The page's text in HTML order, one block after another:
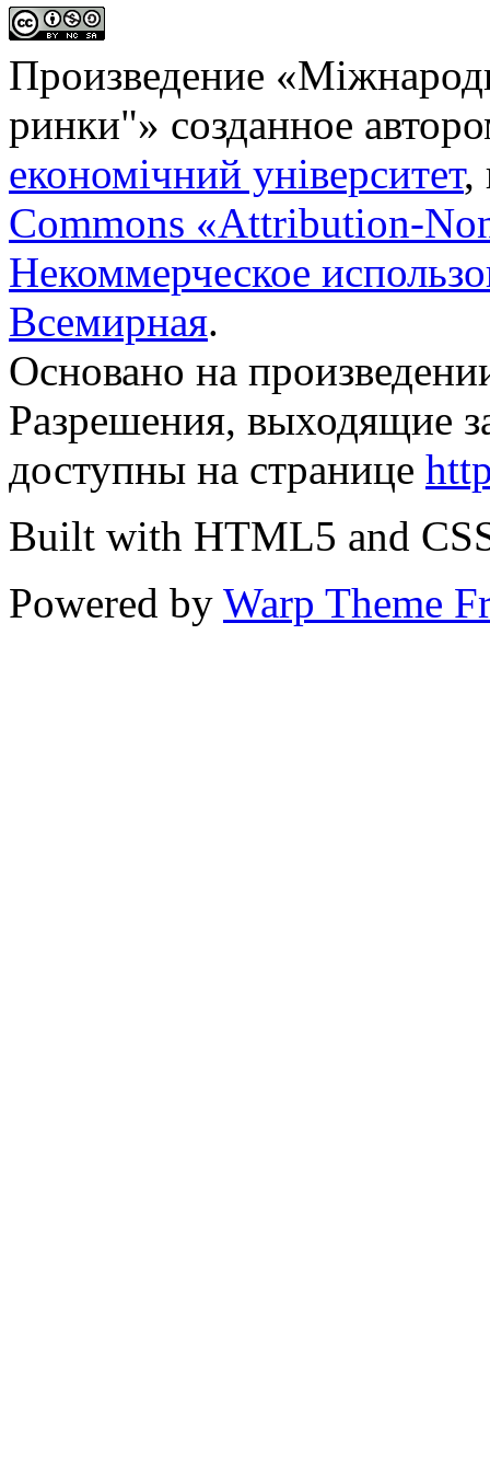
Произведение «
ринки"» созданное
економічний університет,
Commons «Attribution-
Некоммерческое
Всемирная.
Основано на
Разрешения, выходящие
доступны на странице
Built with HTML5 and
Powered by Warp Theme